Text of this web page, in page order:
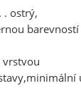
. ostrý,
barevností
vrstvou